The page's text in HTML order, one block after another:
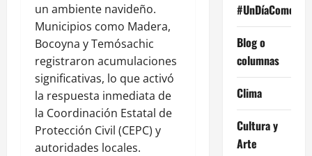
un ambiente navideño.
Municipios como Madera,
Bocoyna y Temósachic
registraron acumulaciones
significativas, lo que activó
la respuesta inmediata de
la Coordinación Estatal de
Protección Civil (CEPC) y
autoridades locales.
#UnDíaComoHoy
Blog o
columnas
Clima
Cultura y
Arte